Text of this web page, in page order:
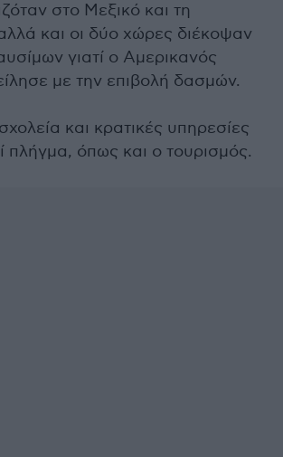
στο Μεξικό και τη
και οι δύο χώρες διέκοψαν
γιατί ο Αμερικανός
με την επιβολή δασμών.
και κρατικές υπηρεσίες
πλήγμα, όπως και ο τουρισμός.